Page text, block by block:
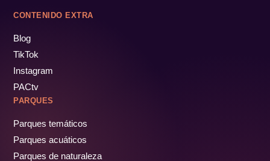
CONTENIDO EXTRA
Blog
TikTok
Instagram
PACtv
PARQUES
Parques temáticos
Parques acuáticos
Parques de naturaleza